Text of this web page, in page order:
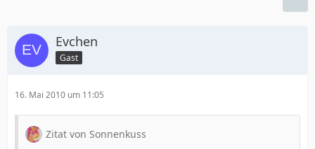
Evchen
Gast
16. Mai 2010 um 11:05
Zitat von Sonnenkuss